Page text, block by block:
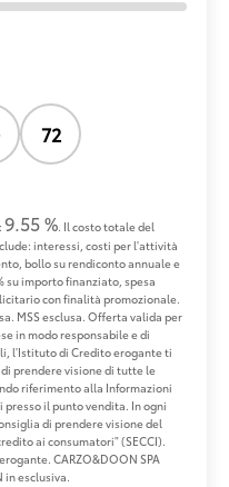
72
9.55 %. Il costo totale del
interessi, costi per l'attività
bollo su rendiconto annuale e
importo finanziato, spesa
con finalità promozionale.
MSS esclusa. Offerta valida per
in modo responsabile e di
l'Istituto di Credito erogante ti
prendere visione di tutte le
riferimento alla Informazioni
presso il punto vendita. In ogni
di prendere visione del
ai consumatori" (SECCI).
CARZO&DOON SPA
esclusiva.